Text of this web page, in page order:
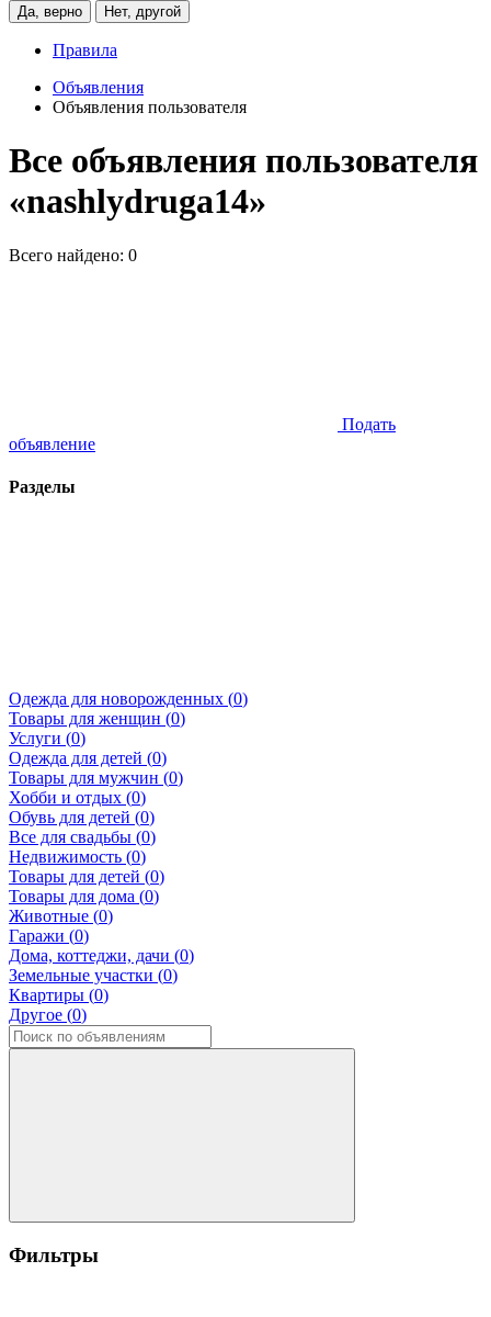
Да, верно Нет, другой
Правила
Объявления
Объявления пользователя
Все объявления пользователя
«nashlydruga14»
Всего найдено: 0
Подать
объявление
Разделы
Одежда для новорожденных (0)
Товары для женщин (0)
Услуги (0)
Одежда для детей (0)
Товары для мужчин (0)
Хобби и отдых (0)
Обувь для детей (0)
Все для свадьбы (0)
Недвижимость (0)
Товары для детей (0)
Товары для дома (0)
Животные (0)
Гаражи (0)
Дома, коттеджи, дачи (0)
Земельные участки (0)
Квартиры (0)
Другое (0)
Фильтры